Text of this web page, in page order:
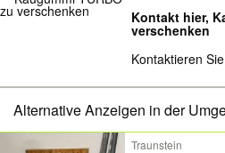
Kontakt hier,
verschenken
Kontaktieren
Alternative Anzeigen in der
Traunstein